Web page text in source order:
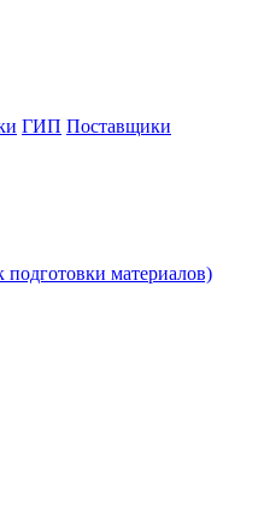
ГИП Поставщики
материалов)